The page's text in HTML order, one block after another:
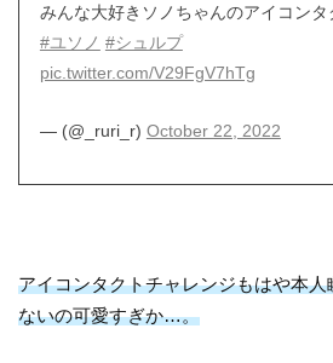
みんな大好きソノちゃんのアイコンタ
#ユソノ #シュルプ
pic.twitter.com/V29FgV7hTg
— (@_ruri_r) October 22, 2022
アイコンタクトチャレンジもはや本
ないの可愛すぎか…。